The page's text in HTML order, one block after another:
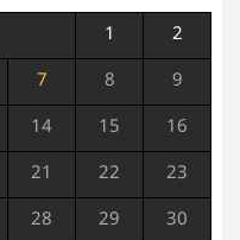
1 2
7 8 9
14 15 16
21 22 23
28 29 30